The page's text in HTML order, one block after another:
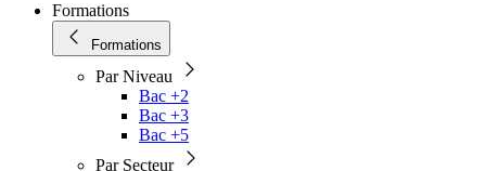
Formations
Formations
Par Niveau
Bac +2
Bac +3
Bac +5
Par Secteur